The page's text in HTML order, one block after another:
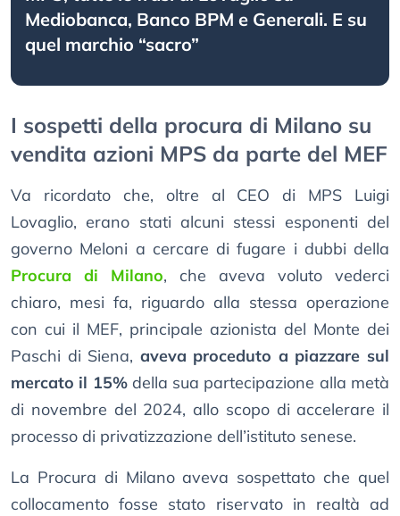
Mediobanca, Banco BPM e Generali. E su
quel marchio “sacro”
I sospetti della procura di Milano su
vendita azioni MPS da parte del MEF
Va ricordato che, oltre al CEO di MPS Luigi
Lovaglio, erano stati alcuni stessi esponenti del
governo Meloni a cercare di fugare i dubbi della
Procura di Milano, che aveva voluto vederci
chiaro, mesi fa, riguardo alla stessa operazione
con cui il MEF, principale azionista del Monte dei
Paschi di Siena, aveva proceduto a piazzare sul
mercato il 15%della sua partecipazione alla metà
di novembre del 2024, allo scopo di accelerare il
processo di privatizzazione dell’istituto senese.
La Procura di Milano aveva sospettato che quel
collocamento fosse stato riservato in realtà ad